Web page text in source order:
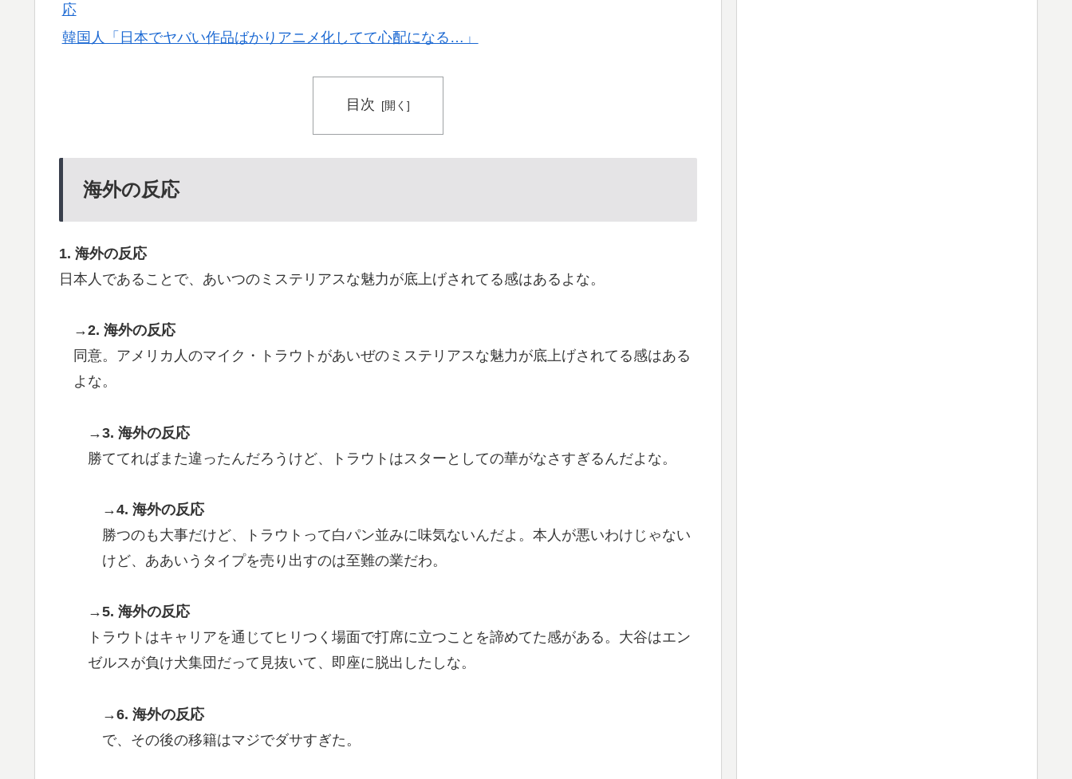
▶
▶ 海外の反応：熊本の病院で手術中に熊本地震が発生、大揺れの中でも患者を守った医師たちの対応ぶ
海外「中国が世界資産税を導入。財政不足を海外資産への課税で補おうとする」
▶ 海外「StumbleUponが恋しいんじゃない、あの頃のネットが面白すぎたんだ」1995〜2010年の消えた
サイトの話
▶ 海外「コーヒー1杯が6ドルって何なんだ、レシートを二度見した」値上げで買うのをやめたもの…
▶ 海外「先進国で日本だけパスポート所有率が低すぎる、何故なのか」
応
韓国人「日本でヤバい作品ばかりアニメ化してて心配になる…」
目次
海外の反応
1. 海外の反応
日本人であることで、あいつのミステリアスな魅力が底上げされてる感はあるよな。
→2. 海外の反応
同意。アメリカ人のマイク・トラウトがあいぜのミステリアスな魅力が底上げされてる感はある
よな。
→3. 海外の反応
勝ててればまた違ったんだろうけど、トラウトはスターとしての華がなさすぎるんだよな。
→4. 海外の反応
勝つのも大事だけど、トラウトって白パン並みに味気ないんだよ。本人が悪いわけじゃない
けど、ああいうタイプを売り出すのは至難の業だわ。
→5. 海外の反応
トラウトはキャリアを通じてヒリつく場面で打席に立つことを諦めてた感がある。大谷はエン
ゼルスが負け犬集団だって見抜いて、即座に脱出したしな。
→6. 海外の反応
で、その後の移籍はマジでダサすぎた。